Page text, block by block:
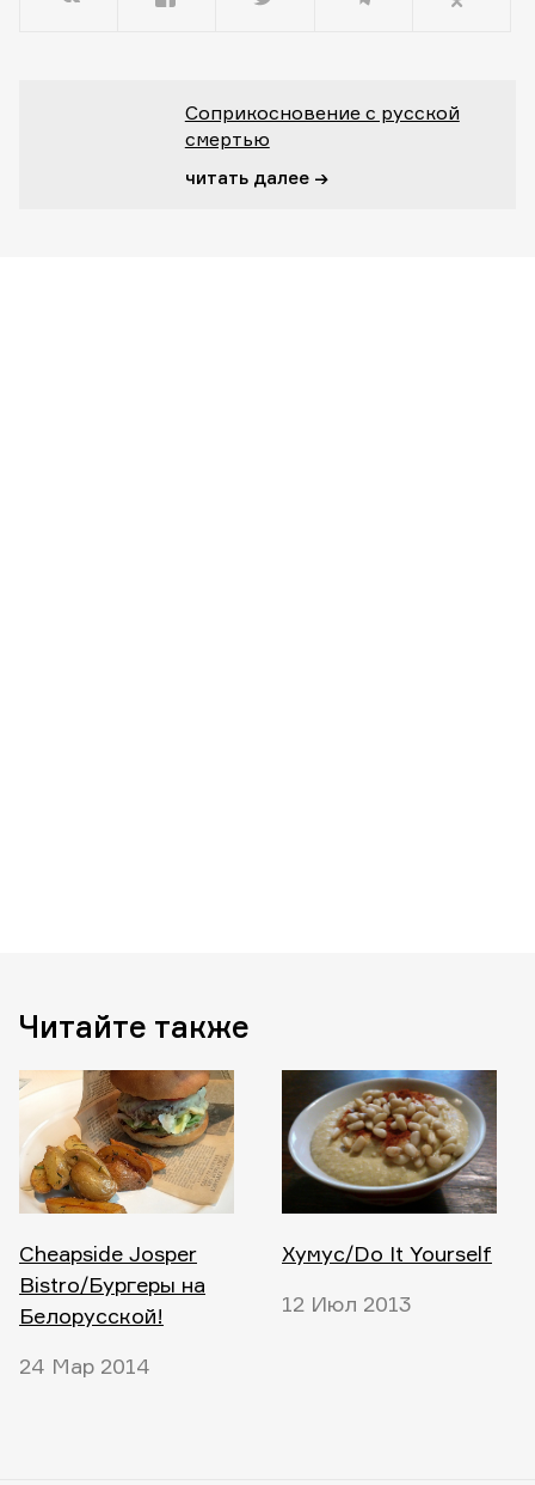
Соприкосновение с русской
смертью
читать далее →
Читайте также
Cheapside Josper
Bistro/Бургеры на
Белорусской!
24 Мар 2014
Хумус/Do It Yourself
12 Июл 2013